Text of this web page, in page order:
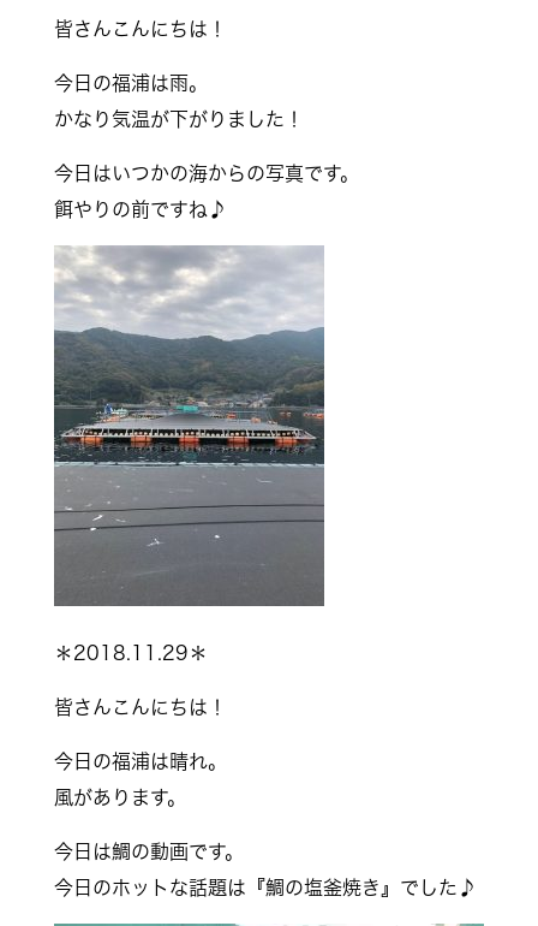
皆さんこんにちは！
今日の福浦は雨。
かなり気温が下がりました！
今日はいつかの海からの写真です。
餌やりの前ですね♪
＊2018.11.29＊
皆さんこんにちは！
今日の福浦は晴れ。
風があります。
今日は鯛の動画です。
今日のホットな話題は『鯛の塩釜焼き』でした♪